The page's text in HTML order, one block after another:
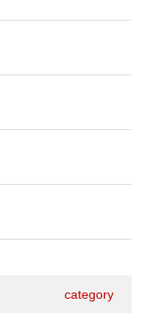
category